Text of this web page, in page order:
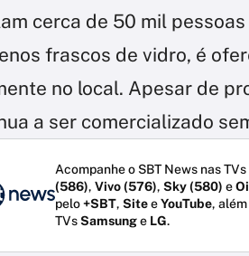
cerca de 50 mil
frascos de vidro, é
no local. Apesar de
a ser comercializado
Acompanhe o SBT News nas
(586), Vivo (576), Sky (580) e
pelo+SBT, SiteeYouTube,
TVsSamsunge LG.